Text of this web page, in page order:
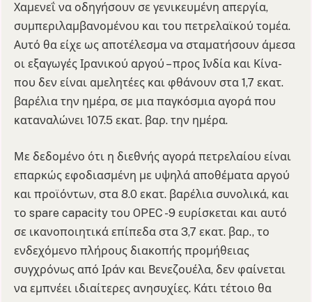
Χαμενεΐ να οδηγήσουν σε γενικευμένη απεργία,
συμπεριλαμβανομένου και του πετρελαϊκού τομέα.
Αυτό θα είχε ως αποτέλεσμα να σταματήσουν άμεσα
οι εξαγωγές Ιρανικού αργού – προς Ινδία και Κίνα-
που δεν είναι αμελητέες και φθάνουν στα 1,7 εκατ.
βαρέλια την ημέρα, σε μια παγκόσμια αγορά που
καταναλώνει 107.5 εκατ. βαρ. την ημέρα.
Με δεδομένο ότι η διεθνής αγορά πετρελαίου είναι
επαρκώς εφοδιασμένη με υψηλά αποθέματα αργού
και προϊόντων, στα 8.0 εκατ. βαρέλια συνολικά, και
το spare capacity του OPEC -9 ευρίσκεται και αυτό
σε ικανοποιητικά επίπεδα στα 3,7 εκατ. βαρ., το
ενδεχόμενο πλήρους διακοπής προμήθειας
συγχρόνως από Ιράν και Βενεζουέλα, δεν φαίνεται
να εμπνέει ιδιαίτερες ανησυχίες. Κάτι τέτοιο θα